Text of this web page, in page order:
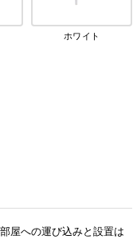
ホワイト
屋への運び込みと設置は